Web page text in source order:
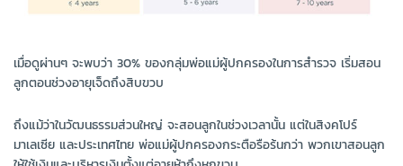
เมื่อดูผ่านๆ จะพบว่า 30% ของกลุ่มพ่อแม่ผู้ปกครองในการสำรวจ เริ่มสอน
ลูกตอนช่วงอายุเจ็ดถึงสิบขวบ
ถึงแม้ว่าในวัฒนธรรมส่วนใหญ่ จะสอนลูกในช่วงเวลานั้น แต่ในสิงคโปร์
มาเลเซีย และประเทศไทย พ่อแม่ผู้ปกครองกระตือรือร้นกว่า พวกเขาสอนลูก